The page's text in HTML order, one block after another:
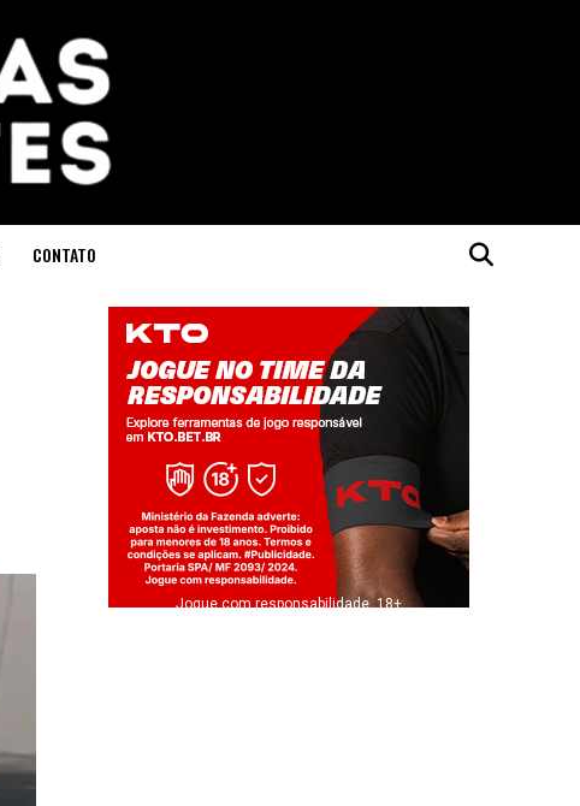
CONTATO
Jogue com responsabilidade. 18+